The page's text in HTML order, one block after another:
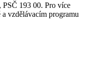
, PSČ 193 00. Pro více
vzdělávacím programu